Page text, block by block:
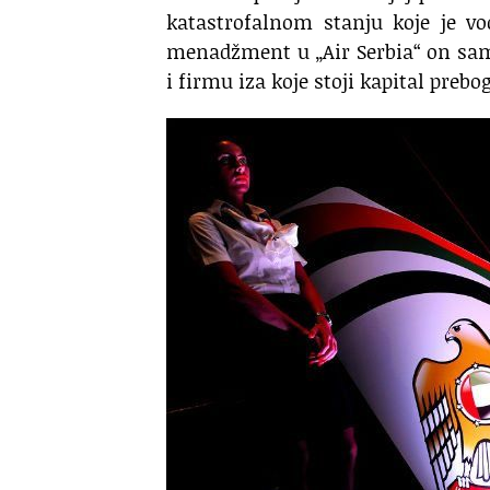
katastrofalnom stanju koje je
menadžment u „Air Serbia“ on
i firmu iza koje stoji kapital